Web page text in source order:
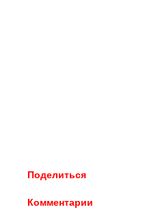
Поделиться
Комментарии